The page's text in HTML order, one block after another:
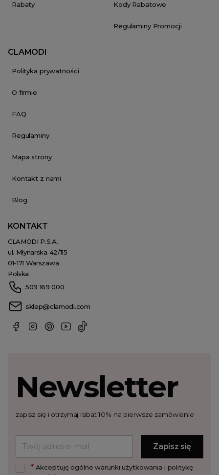
Rabaty Kody Rabatowe
Regulaminy Promocji
CLAMODI
Polityka prywatności
O firmie
FAQ
Regulaminy
Mapa strony
Kontakt z nami
Blog
KONTAKT
CLAMODI P.S.A.
ul. Młynarska 42/115
01-171 Warszawa
Polska
509 169 000
sklep@clamodi.com
Newsletter
zapisz się i otrzymaj rabat 10% na pierwsze zamówienie
*Akceptuję ogólne warunki użytkowania i politykę